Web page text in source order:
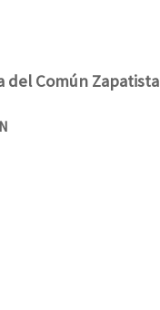
del Común Zapatista